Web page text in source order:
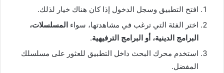
افتح التطبيق وسجل الدخول إذا كان هناك خيار لذلك.
اختر الفئة التي ترغب في مشاهدتها، سواء المسلسلات،
البرامج الدينية، أو البرامج الترفيهية.
استخدم محرك البحث داخل التطبيق للعثور على مسلسلك
المفضل.